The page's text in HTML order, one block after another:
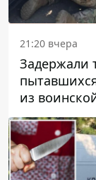
21:20 вчера
Задержали
из
за 7 тысяч
них был